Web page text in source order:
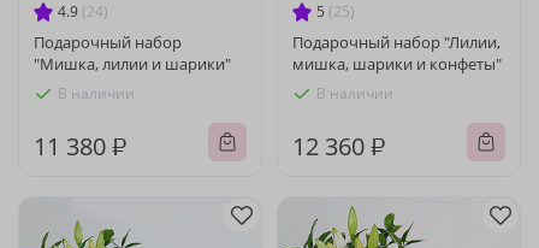
4.9 (24)
Подарочный набор
"Мишка, лилии и шарики"
В наличии
11 380 ₽
5 (25)
Подарочный набор "Лилии,
мишка, шарики и конфеты"
В наличии
12 360 ₽